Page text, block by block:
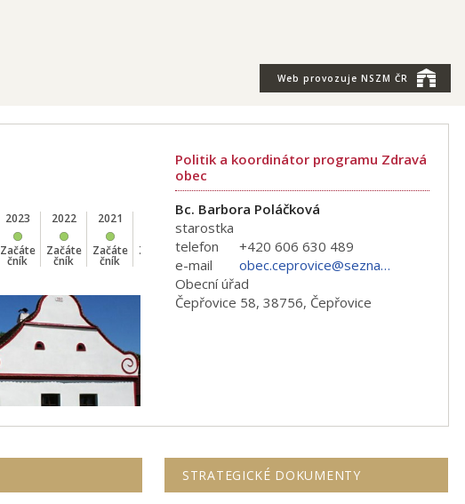
Web provozuje NSZM ČR
2023
Začáte
čník
2022
Začáte
čník
2021
Začáte
čník
Začáte
Politik a koordinátor programu Zdravá
obec
Bc. Barbora Poláčková
starostka
telefon
+420 606 630 489
e-mail
obec.ceprovice@seznam.cz
Obecní úřad
Čepřovice 58, 38756, Čepřovice
STRATEGICKÉ DOKUMENTY